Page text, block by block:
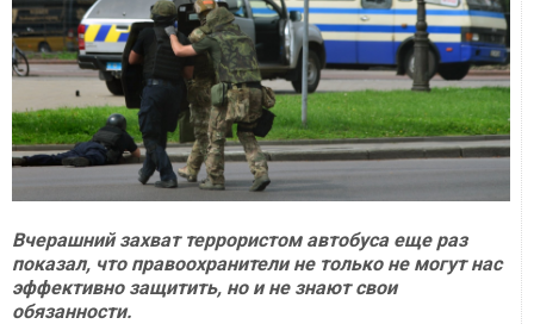
Вчерашний захват террористом автобуса еще раз
показал, что правоохранители не только не могут нас
эффективно защитить, но и не знают свои
обязанности.